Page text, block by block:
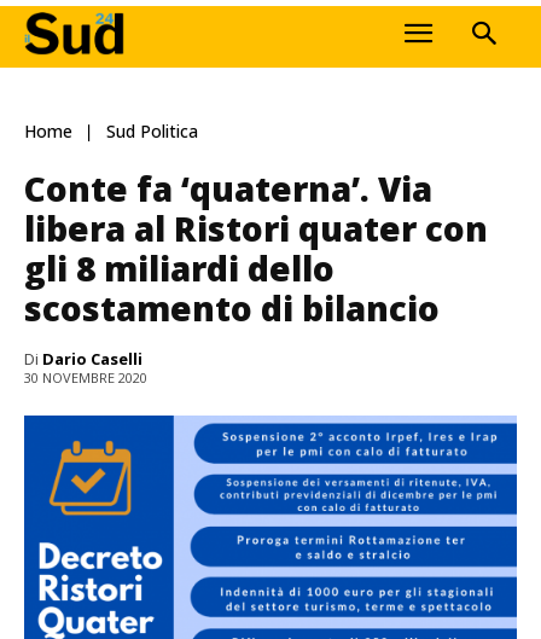
Home Sud Politica
Conte fa ‘quaterna’. Via
libera al Ristori quater con
gli 8 miliardi dello
scostamento di bilancio
Di Dario Caselli
30 NOVEMBRE 2020